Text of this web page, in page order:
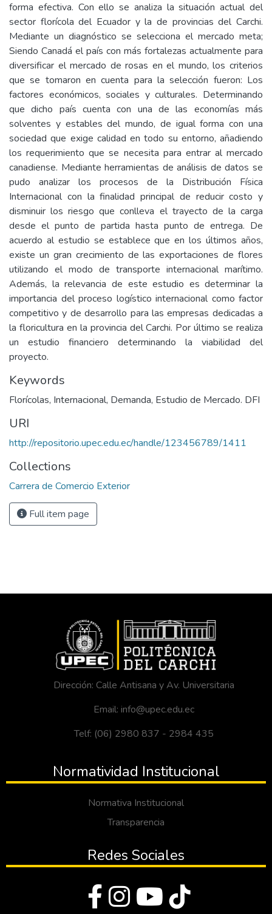
forma efectiva. Con ello se analiza la situación actual del
sector florícola del Ecuador y la de provincias del Carchi.
Mediante un diagnóstico se selecciona el mercado meta;
Siendo Canadá el país con más fortalezas actualmente para
diversificar el mercado de rosas en el mundo, los criterios
que se tomaron en cuenta para la selección fueron: Los
factores económicos, sociales y culturales. Determinando
que dicho país cuenta con una de las economías más
solventes y estables del mundo, de igual forma con una
sociedad que exige calidad en todo su entorno, añadiendo
los requerimiento que se necesita para entrar al mercado
canadiense. Mediante herramientas de análisis de datos se
pudo analizar los procesos de la Distribución Física
Internacional con la finalidad principal de reducir costo y
disminuir los riesgo que conlleva el trayecto de la carga
desde el punto de partida hasta punto de entrega. De
acuerdo al estudio se establece que en los últimos años,
existe un gran crecimiento de las exportaciones de flores
utilizando el modo de transporte internacional marítimo.
Además, la relevancia de este estudio es determinar la
importancia del proceso logístico internacional como factor
competitivo y de desarrollo para las empresas dedicadas a
la floricultura en la provincia del Carchi. Por último se realiza
un estudio financiero determinando la viabilidad del
proyecto.
Keywords
Florícolas, Internacional, Demanda, Estudio de Mercado. DFI
URI
http://repositorio.upec.edu.ec/handle/123456789/1411
Collections
Carrera de Comercio Exterior
Full item page
Dirección: Calle Antisana y Av. Universitaria
Email: info@upec.edu.ec
Telf: (06) 2980 837 - 2984 435
Normatividad Institucional
Normativa Institucional
Transparencia
Redes Sociales